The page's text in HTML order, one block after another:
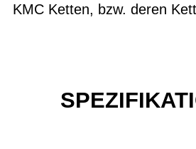
KMC Ketten, bzw. deren